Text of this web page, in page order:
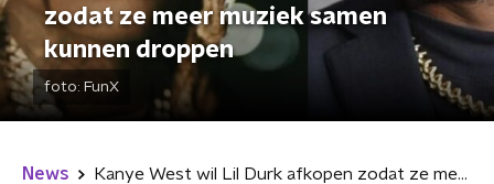
zodat ze meer muziek samen
kunnen droppen
foto: FunX
News Kanye West wil Lil Durk afkopen zodat ze meer muziek samen kunnen droppen